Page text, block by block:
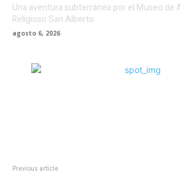
Una aventura subterránea por el Museo de
Religioso San Alberto
agosto 6, 2026
Previous article